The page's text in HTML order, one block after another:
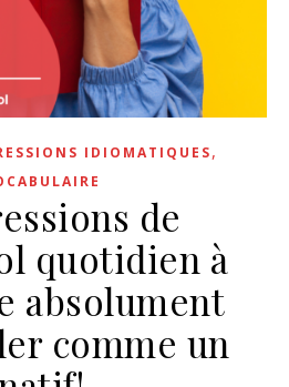
IDIOMATIQUES,
de
quotidien à
absolument
comme un